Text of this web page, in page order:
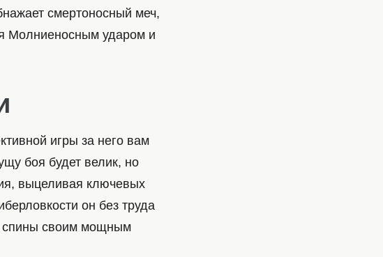
смертоносный меч,
Молниеносным ударом и
игры за него вам
боя будет велик, но
выцеливая ключевых
он без труда
спины своим мощным